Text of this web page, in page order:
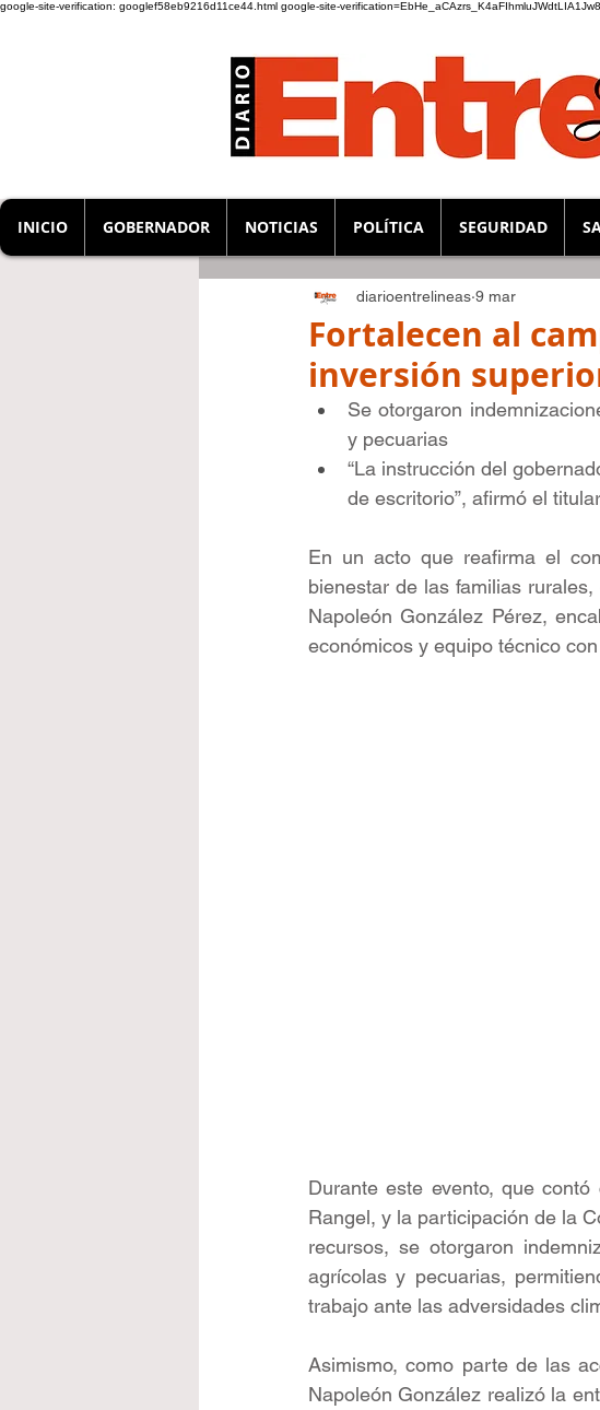
google-site-verification: googlef58eb9216d11ce44.html google-site-
INICIO GOBERNADOR NOTICIAS POLÍTICA SEGURIDAD
Fortalecen al
inversión
diarioentrelineas 9 mar
Se otorgaron
y pecuarias
“La instrucción del
de escritorio”, afirmó el
En un acto que reafirma el
bienestar de las familias
Napoleón González Pérez,
económicos y equipo técnico
Durante este evento, que
Rangel, y la participación de la
recursos, se otorgaron
agrícolas y pecuarias,
trabajo ante las adversidades
Asimismo, como parte de las
Napoleón González realizó la